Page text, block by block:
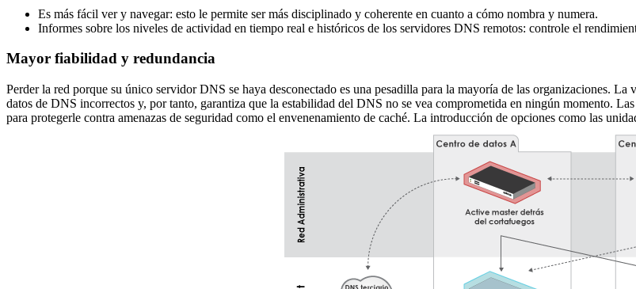
Es más fácil ver y navegar: esto le permite ser más disciplinado y coherente en cuanto a cómo nombra y numera.
Informes sobre los niveles de actividad en tiempo real e históricos de los servidores DNS remotos: controle el
Mayor fiabilidad y redundancia
Perder la red porque su único servidor DNS se haya desconectado es una pesadilla para la mayoría de las organizaciones.
datos de DNS incorrectos y, por tanto, garantiza que la estabilidad del DNS no se vea comprometida en ningún momento.
para protegerle contra amenazas de seguridad como el envenenamiento de caché. La introducción de opciones como las